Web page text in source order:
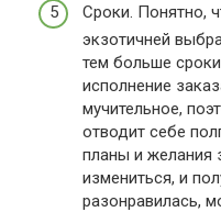
Сроки. Понятно,
экзотичней
тем больше
исполнение
мучительное,
отводит себе
планы и желания
измениться, и
разонравилась,